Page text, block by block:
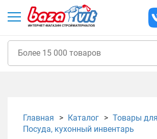
Главная Каталог
Товары
Посуда, кухонный инвентарь